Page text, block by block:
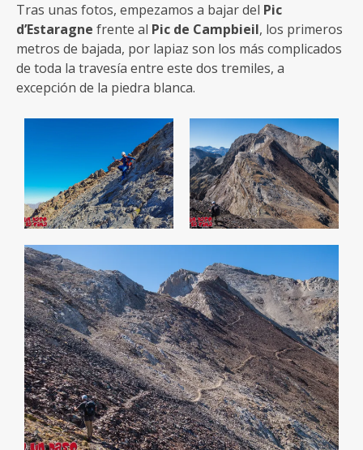
Tras unas fotos, empezamos a bajar del Pic
d’Estaragne frente al Pic de Campbieil, los primeros
metros de bajada, por lapiaz son los más complicados
de toda la travesía entre este dos tremiles, a
excepción de la piedra blanca.